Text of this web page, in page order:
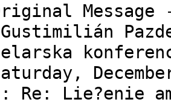
Re: Lie?enie